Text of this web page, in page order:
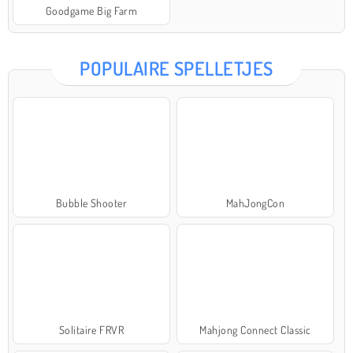
Goodgame Big Farm
POPULAIRE SPELLETJES
Bubble Shooter MahJongCon
Solitaire FRVR Mahjong Connect Classic